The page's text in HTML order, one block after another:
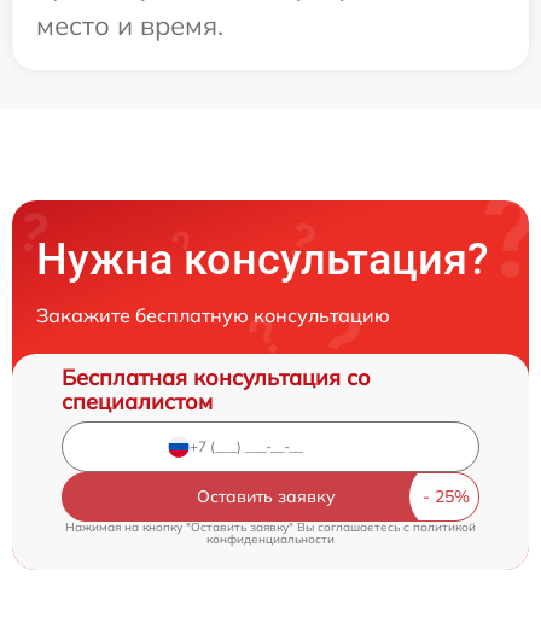
место и время.
Нужна консультация?
Закажите бесплатную консультацию
Бесплатная консультация со
специалистом
Оставить заявку
Нажимая на кнопку "Оставить заявку" Вы соглашаетесь cполитикой
конфиденциальности